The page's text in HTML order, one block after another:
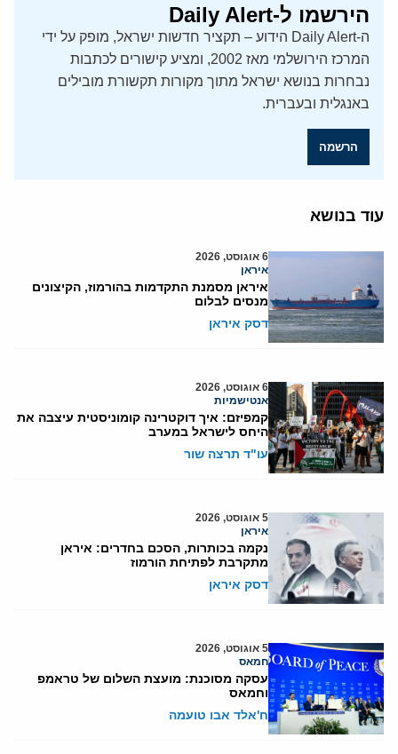
הירשמו ל-Daily Alert
ה-Daily Alert הידוע – תקציר חדשות ישראל, מופק על ידי
המרכז הירושלמי מאז 2002, ומציע קישורים לכתבות
נבחרות בנושא ישראל מתוך מקורות תקשורת מובילים
באנגלית ובעברית.
הרשמה
עוד בנושא
6 אוגוסט, 2026
איראן
איראן מסמנת התקדמות בהורמוז, הקיצונים
מנסים לבלום
דסק איראן
6 אוגוסט, 2026
אנטישמיות
קמפיזם: איך דוקטרינה קומוניסטית עיצבה את
היחס לישראל במערב
עו"ד תרצה שור
5 אוגוסט, 2026
איראן
נקמה בכותרות, הסכם בחדרים: איראן
מתקרבת לפתיחת הורמוז
דסק איראן
5 אוגוסט, 2026
חמאס
עסקה מסוכנת: מועצת השלום של טראמפ
וחמאס
ח'אלד אבו טועמה